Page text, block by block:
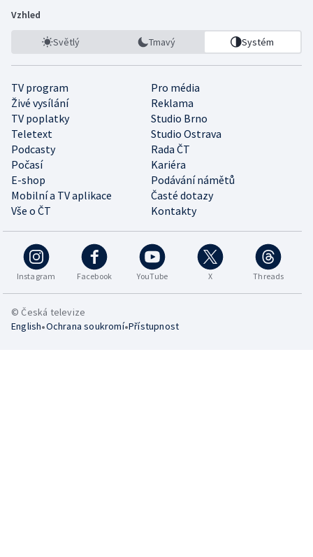
Vzhled
Světlý Tmavý Systém
TV program
Pro média
Živé vysílání
Reklama
TV poplatky
Studio Brno
Teletext
Studio Ostrava
Podcasty
Rada ČT
Počasí
Kariéra
E-shop
Podávání námětů
Mobilní a TV aplikace
Časté dotazy
Vše o ČT
Kontakty
Instagram Facebook YouTube X Threads
© Česká televize
English•Ochrana soukromí•Přístupnost